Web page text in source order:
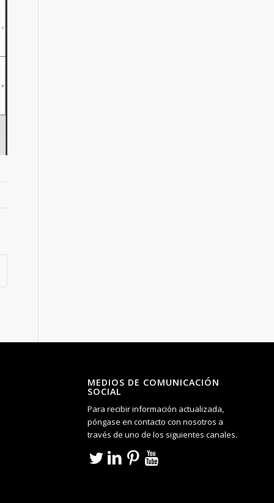
MEDIOS DE COMUNICACIÓN
SOCIAL
Para recibir información actualizada,
póngase en contacto con nosotros a
través de uno de los siguientes canales.